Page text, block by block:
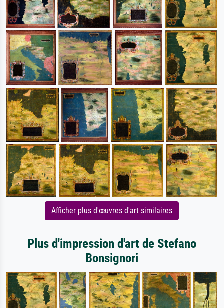
Afficher plus d'œuvres d'art similaires
Plus d'impression d'art de Stefano
Bonsignori